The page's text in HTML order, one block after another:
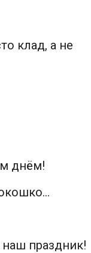
клад, а не
днём!
праздник!